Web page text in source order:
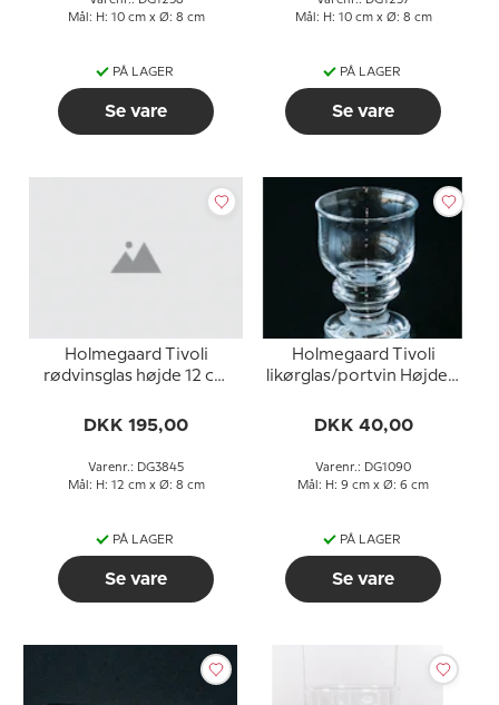
Mål: H: 10 cm x Ø: 8 cm
PÅ LAGER
Se vare
Mål: H: 10 cm x Ø: 8 cm
PÅ LAGER
Se vare
Holmegaard Tivoli
rødvinsglas højde 12 cm
DKK 195,00
Varenr.: DG3845
Mål: H: 12 cm x Ø: 8 cm
PÅ LAGER
Se vare
Holmegaard Tivoli
likørglas/portvin Højde 9
DKK 40,00
Varenr.: DG1090
Mål: H: 9 cm x Ø: 6 cm
PÅ LAGER
Se vare